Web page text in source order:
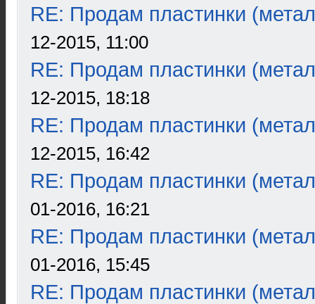
RE: Продам пластинки
12-2015, 11:00
RE: Продам пластинки
12-2015, 18:18
RE: Продам пластинки
12-2015, 16:42
RE: Продам пластинки
01-2016, 16:21
RE: Продам пластинки
01-2016, 15:45
RE: Продам пластинки